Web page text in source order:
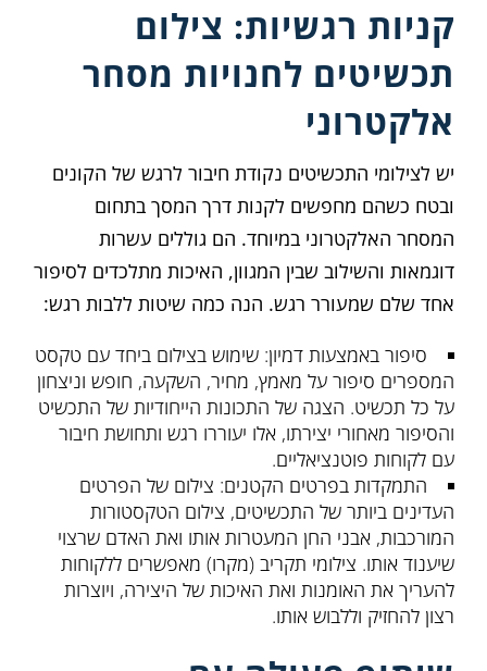
קניות רגשיות: צילום
תכשיטים לחנויות מסחר
אלקטרוני
יש לצילומי התכשיטים נקודת חיבור לרגש של הקונים
ובטח כשהם מחפשים לקנות דרך המסך בתחום
המסחר האלקטרוני במיוחד. הם גוללים עשרות
דוגמאות והשילוב שבין המגוון, האיכות מתלכדים לסיפור
אחד שלם שמעורר רגש. הנה כמה שיטות ללבות רגש:
סיפור באמצעות דמיון: שימוש בצילום ביחד עם טקסט
המספרים סיפור על מאמץ, מחיר, השקעה, חופש וניצחון
על כל תכשיט. הצגה של התכונות הייחודיות של התכשיט
והסיפור מאחורי יצירתו, אלו יעוררו רגש ותחושת חיבור
עם לקוחות פוטנציאליים.
התמקדות בפרטים הקטנים: צילום של הפרטים
העדינים ביותר של התכשיטים, צילום הטקסטורות
המורכבות, אבני החן המעטרות אותו ואת האדם שרצוי
שיענוד אותו. צילומי תקריב (מקרו) מאפשרים ללקוחות
להעריך את האומנות ואת האיכות של היצירה, ויוצרות
רצון להחזיק וללבוש אותו.